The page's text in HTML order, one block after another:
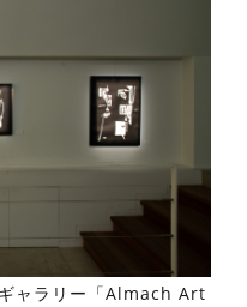
ャラリー「Almach Art